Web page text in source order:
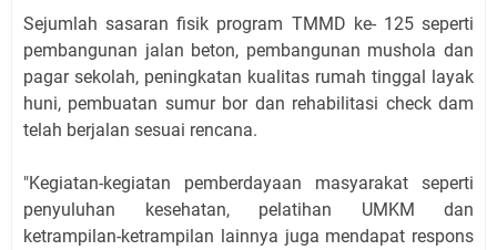
Sejumlah sasaran fisik program TMMD ke- 125 seperti
pembangunan jalan beton, pembangunan mushola dan
pagar sekolah, peningkatan kualitas rumah tinggal layak
huni, pembuatan sumur bor dan rehabilitasi check dam
telah berjalan sesuai rencana.
"Kegiatan-kegiatan pemberdayaan masyarakat seperti
penyuluhan kesehatan, pelatihan UMKM dan
ketrampilan-ketrampilan lainnya juga mendapat respons